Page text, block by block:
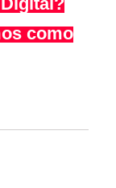
como